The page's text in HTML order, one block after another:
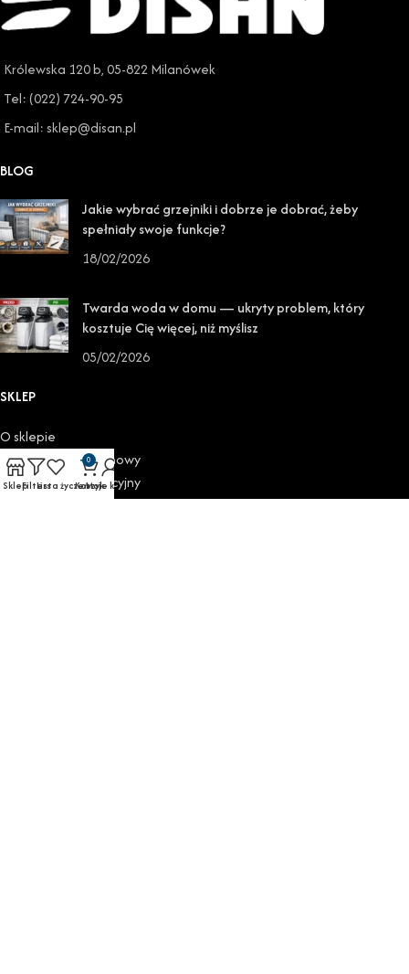
Królewska 120 b, 05-822 Milanówek
Tel: (022) 724-90-95
E-mail: sklep@disan.pl
BLOG
Jakie wybrać grzejniki i dobrze je dobrać, żeby
spełniały swoje funkcje?
18/02/2026
Twarda woda w domu — ukryty problem, który
kosztuje Cię więcej, niż myślisz
05/02/2026
SKLEP
O sklepie
Odstąpienie od umowy
Formularz reklamacyjny
SklepFiltersLista życzeń
0
Koszyk
Moje konto